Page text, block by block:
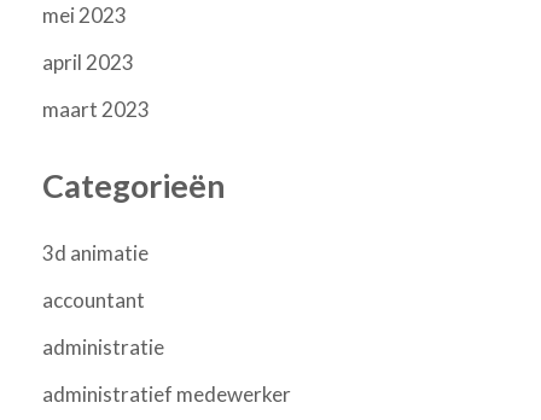
mei 2023
april 2023
maart 2023
Categorieën
3d animatie
accountant
administratie
administratief medewerker